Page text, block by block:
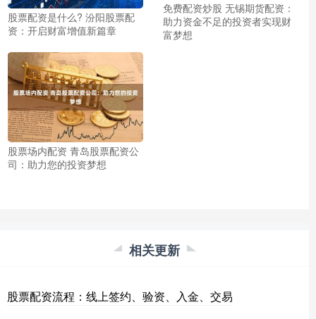
股票配资是什么? 汾阳股票配
资：开启财富增值新篇章
免费配资炒股 无锡期货配资：
助力资金不足的投资者实现财
富梦想
股票场内配资 青岛股票配资公
司：助力您的投资梦想
相关更新
股票配资流程：线上签约、验资、入金、交易